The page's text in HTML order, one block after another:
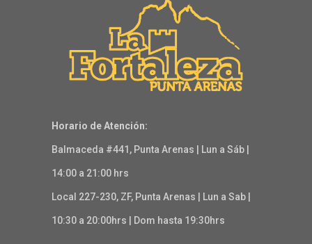
Horario de Atención:
Balmaceda #441, Punta Arenas | Lun a Sáb |
14:00 a 21:00 hrs
Local 227-230, ZF, Punta Arenas | Lun a Sab |
10:30 a 20:00hrs | Dom hasta 19:30hrs